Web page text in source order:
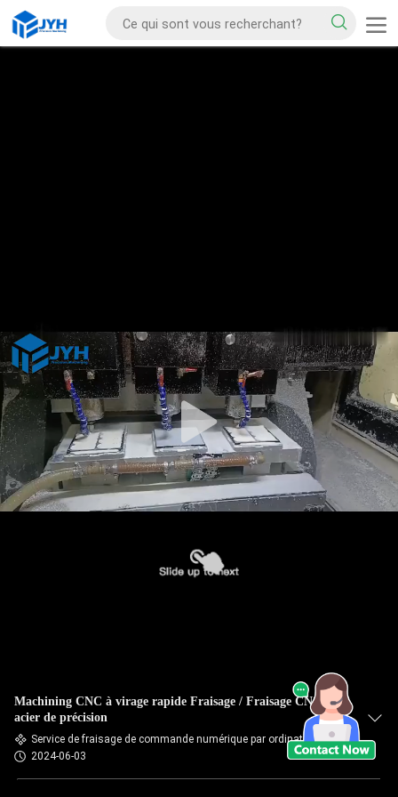
Machining CNC à virage rapide Fraisage / Fraisage CNC en
acier de précision
Service de fraisage de commande numérique par ordinateur
2024-06-03